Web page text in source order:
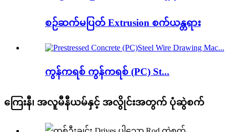
စဉ်ဆက်မပြတ် Extrusion စက်ယန္တရား
ကွန်ကရစ် ကွန်ကရစ် (PC) St...
ကြေးနီ၊ အလူမီနီယမ်နှင့် အလွိုင်းအတွက် ပုံဆွဲစက်